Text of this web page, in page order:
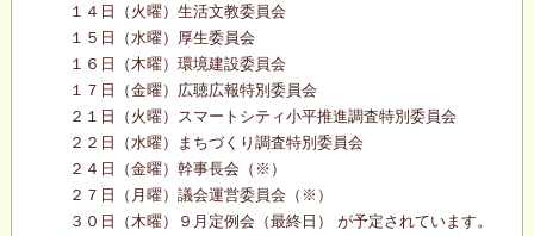
１４日（火曜）生活文教委員会
１５日（水曜）厚生委員会
１６日（木曜）環境建設委員会
１７日（金曜）広聴広報特別委員会
２１日（火曜）スマートシティ小平推進調査特別委員会
２２日（水曜）まちづくり調査特別委員会
２４日（金曜）幹事長会（※）
２７日（月曜）議会運営委員会（※）
３０日（木曜）９月定例会（最終日） が予定されています。